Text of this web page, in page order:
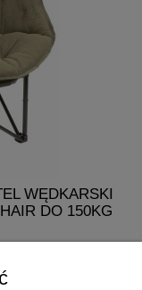
WĘDKARSKI
DO 150KG